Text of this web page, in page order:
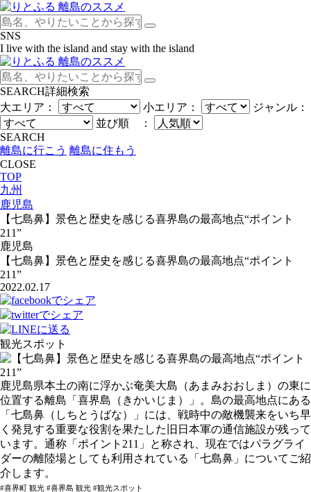
SNS
I live with the island and stay with the island
SEARCH詳細検索
大エリア：
小エリア：
ジャンル：
並び順 ：
SEARCH
離島に行こう 離島に住もう
CLOSE
TOP
九州
鹿児島
【七島鼻】景色と歴史を感じる喜界島の最高地点“ポイント
211”
鹿児島
【七島鼻】景色と歴史を感じる喜界島の最高地点“ポイント
211”
2022.02.17
観光スポット
鹿児島県本土の南に浮かぶ奄美大島（あまみおおしま）の東に
位置する離島「喜界島（きかいじま）」。島の最高地点にある
「七島鼻（しちとうばな）」には、戦時中の敵機襲来をいち早
く発見する重要な役割を果たした旧日本軍の通信施設が残って
います。通称「ポイント211」と称され、現在ではパラグライ
ダーの離陸場としても利用されている「七島鼻」についてご紹
介します。
#喜界町 観光 #喜界島 観光 #観光スポット